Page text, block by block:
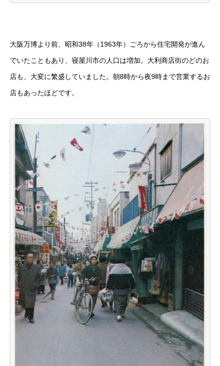
大阪万博より前、昭和38年（1963年）ごろから住宅開発が進ん
でいたこともあり、寝屋川市の人口は増加。大利商店街のどのお
店も、大変に繁盛していました。朝8時から夜9時まで営業するお
店もあったほどです。